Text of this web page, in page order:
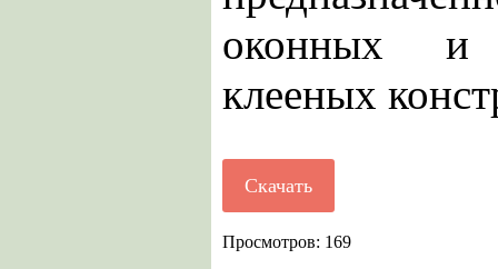
оконных и
клееных
Скачать
Просмотров: 169